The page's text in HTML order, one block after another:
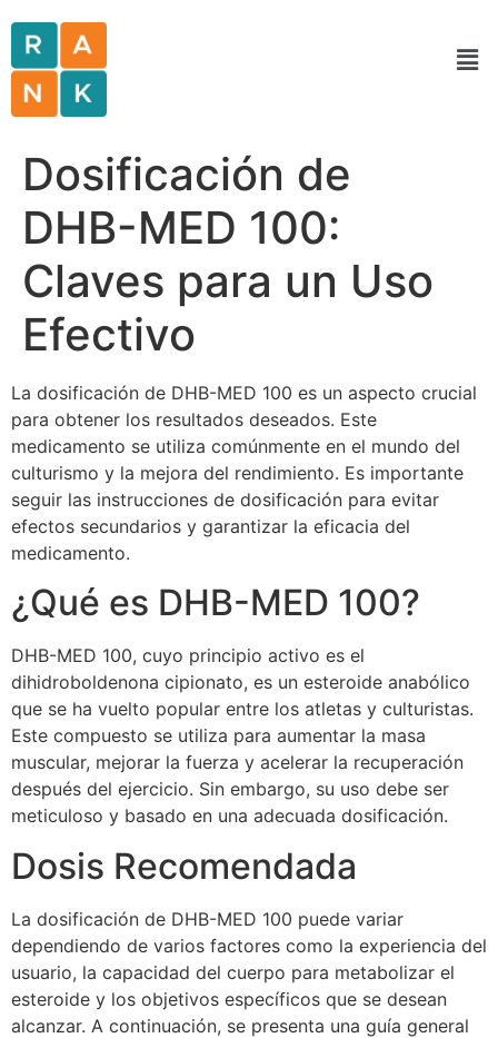
Dosificación de
DHB-MED 100:
Claves para un Uso
Efectivo
La dosificación de DHB-MED 100 es un aspecto crucial
para obtener los resultados deseados. Este
medicamento se utiliza comúnmente en el mundo del
culturismo y la mejora del rendimiento. Es importante
seguir las instrucciones de dosificación para evitar
efectos secundarios y garantizar la eficacia del
medicamento.
¿Qué es DHB-MED 100?
DHB-MED 100, cuyo principio activo es el
dihidroboldenona cipionato, es un esteroide anabólico
que se ha vuelto popular entre los atletas y culturistas.
Este compuesto se utiliza para aumentar la masa
muscular, mejorar la fuerza y acelerar la recuperación
después del ejercicio. Sin embargo, su uso debe ser
meticuloso y basado en una adecuada dosificación.
Dosis Recomendada
La dosificación de DHB-MED 100 puede variar
dependiendo de varios factores como la experiencia del
usuario, la capacidad del cuerpo para metabolizar el
esteroide y los objetivos específicos que se desean
alcanzar. A continuación, se presenta una guía general